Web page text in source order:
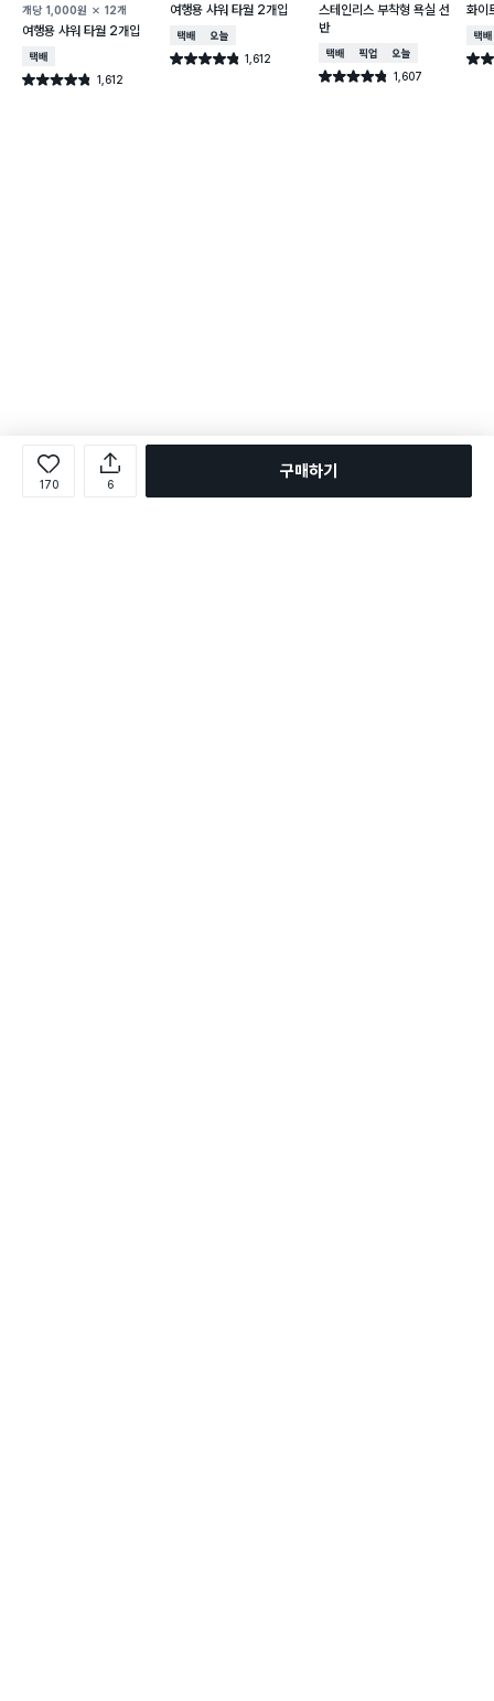
개당 1,000원 12개
여행용 샤워 타월 2개입
택배배송
별점 4.8점 1,612
건 작성
여행용 샤워 타월 2개입
택배배송오늘배송
별점 4.8점 1,612
건 작성
스테인리스 부착형 욕실 선
반
택배배송매장픽업오늘배송
별점 4.8점 1,607
건 작성
화이
택배
별점
170 6
구매하기